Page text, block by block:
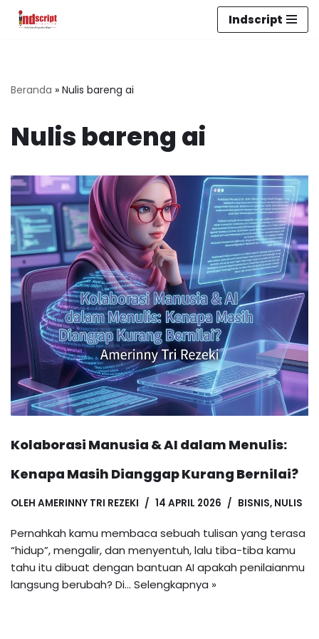
Indscript
Beranda » Nulis bareng ai
Nulis bareng ai
Kolaborasi Manusia & AI dalam Menulis:
Kenapa Masih Dianggap Kurang Bernilai?
OLEH AMERINNY TRI REZEKI 14 APRIL 2026 BISNIS, NULIS
Pernahkah kamu membaca sebuah tulisan yang terasa
“hidup”, mengalir, dan menyentuh, lalu tiba-tiba kamu
tahu itu dibuat dengan bantuan AI apakah penilaianmu
langsung berubah? Di… Selengkapnya »